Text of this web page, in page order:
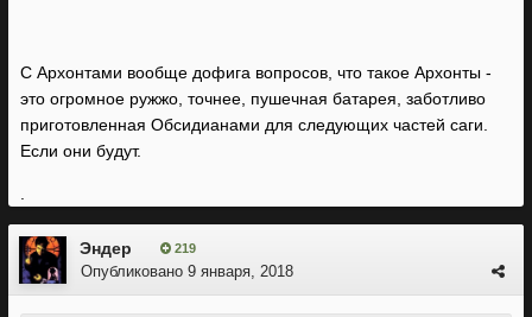
С Архонтами вообще дофига вопросов, что такое Архонты -
это огромное ружжо, точнее, пушечная батарея, заботливо
приготовленная Обсидианами для следующих частей саги.
Если они будут.
Эндер 219
Опубликовано 9 января, 2018